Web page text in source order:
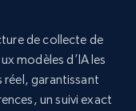
- Collect
de collecte de
modèles d’IA les
réel, garantissant
un suivi exact